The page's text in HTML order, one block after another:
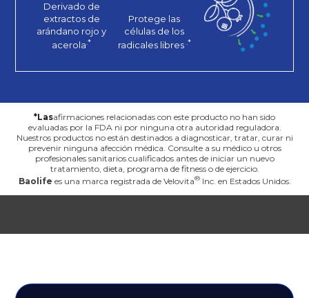
Derivado de
extractos de
arándano rojo y
acerola.*
Protege las
células de los
radicales libres .*
*Lasafirmaciones relacionadas con este producto no han sido
evaluadas por la FDA ni por ninguna otra autoridad reguladora.
Nuestros productos no están destinados a diagnosticar, tratar, curar ni
prevenir ninguna afección médica. Consulte a su médico u otros
profesionales sanitarios cualificados antes de iniciar un nuevo
tratamiento, dieta, programa de fitness o de ejercicio.
Baolife es una marca registrada de Velovita Inc. en Estados Unidos.